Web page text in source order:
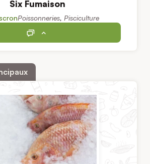
Six Fumaison
Poissonneries, Pisciculture